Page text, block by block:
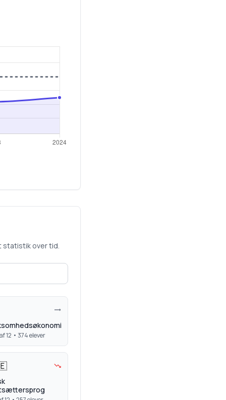
statistik over tid.
12 • 374elever